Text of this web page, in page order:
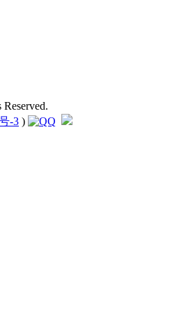
-3 )